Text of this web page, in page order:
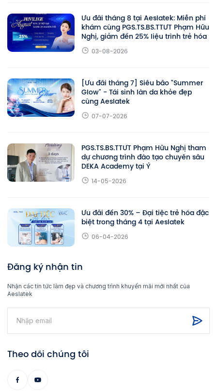
Ưu đãi tháng 8 tại Aeslatek: Miễn phí
khám cùng PGS.TS.BS.TTƯT Phạm Hữu
Nghị, giảm đến 25% liệu trình trẻ hóa
03-08-2026
[Ưu đãi tháng 7] Siêu bão "Summer
Glow" - Tái sinh làn da khỏe đẹp
cùng Aeslatek
07-07-2026
PGS.TS.BS.TTƯT Phạm Hữu Nghị tham
dự chương trình đào tạo chuyên sâu
DEKA Academy tại Ý
14-05-2026
Ưu đãi đến 30% – Đại tiệc trẻ hóa đặc
biệt trong tháng 4 tại Aeslatek
06-04-2026
Đăng ký nhận tin
Nhận các tin tức làm đẹp và chương trình khuyến mãi mới nhất của
Aeslatek
Theo dõi chúng tôi